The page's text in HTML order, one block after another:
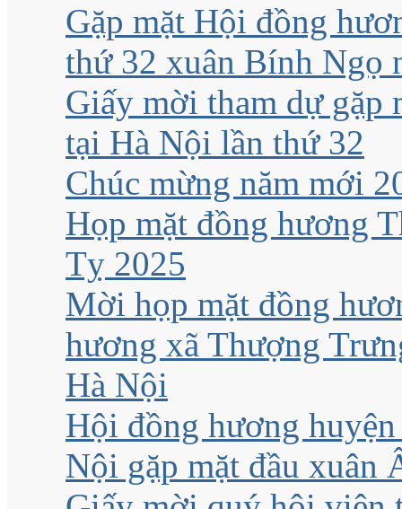
Gặp mặt Hội đồng
thứ 32 xuân Bính Ngọ
Giấy mời tham dự
tại Hà Nội lần thứ 32
Chúc mừng năm mới
Họp mặt đồng hương
Tỵ 2025
Mời họp mặt đồng
hương xã Thượng
Hà Nội
Hội đồng hương
Nội gặp mặt đầu xuân